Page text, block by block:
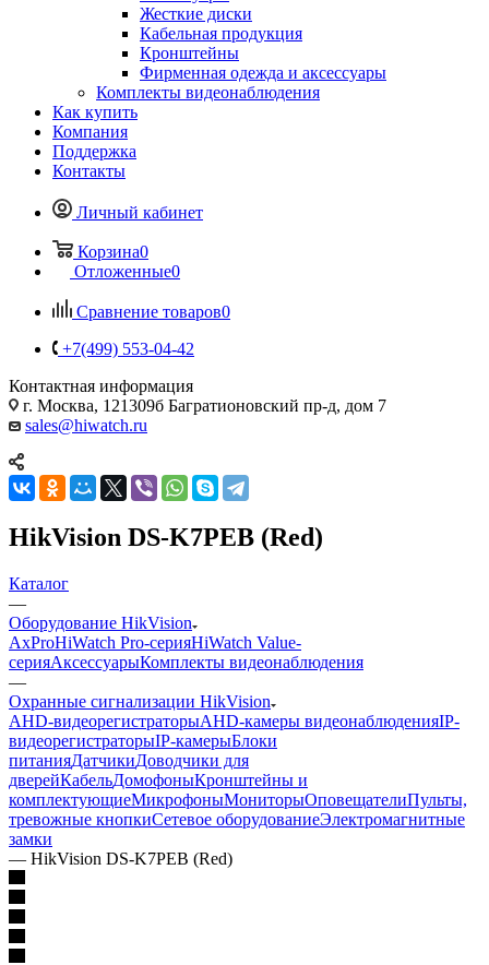
Жесткие диски
Кабельная продукция
Кронштейны
Фирменная одежда и аксессуары
Комплекты видеонаблюдения
Как купить
Компания
Поддержка
Контакты
Личный кабинет
Корзина0
Отложенные0
Сравнение товаров0
+7(499) 553-04-42
Контактная информация
г. Москва, 121309б Багратионовский пр-д, дом 7
sales@hiwatch.ru
HikVision DS-K7PEB (Red)
Каталог
—
Оборудование HikVision
AxProHiWatch Pro-серияHiWatch Value-
серияАксессуарыКомплекты видеонаблюдения
—
Охранные сигнализации HikVision
AHD-видеорегистраторыAHD-камеры видеонаблюденияIP-
видеорегистраторыIP-камерыБлоки
питанияДатчикиДоводчики для
дверейКабельДомофоныКронштейны и
комплектующиеМикрофоныМониторыОповещателиПульты,
тревожные кнопкиСетевое оборудованиеЭлектромагнитные
замки
— HikVision DS-K7PEB (Red)